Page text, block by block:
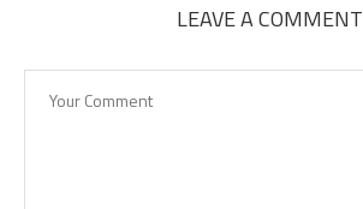
LEAVE A COMMENT